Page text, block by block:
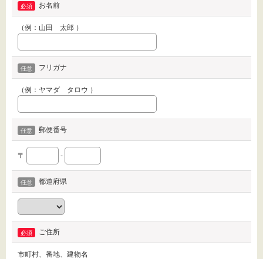
お名前
（例：山田 太郎 ）
フリガナ
（例：ヤマダ タロウ ）
郵便番号
〒 -
都道府県
ご住所
市町村、番地、建物名